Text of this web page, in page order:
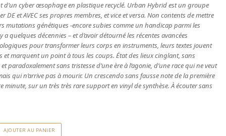
d’un cyber œsophage en plastique recyclé. Urban Hybrid est un groupe
DE et AVEC ses propres membres, et vice et versa. Non contents de mettre
mutations génétiques -encore subies comme un handicap parmi les
a quelques décennies – et d’avoir détourné les récentes avancées
pour transformer leurs corps en instruments, leurs textes jouent
et marquent un point à tous les coups. État des lieux cinglant, sans
paradoxalement sans tristesse d’une ère à l’agonie, d’une race qui ne veut
qui n’arrive pas à mourir. Un crescendo sans fausse note de la première
minute, sur un très très rare support en vinyl de synthèse. À écouter sans
AJOUTER AU PANIER